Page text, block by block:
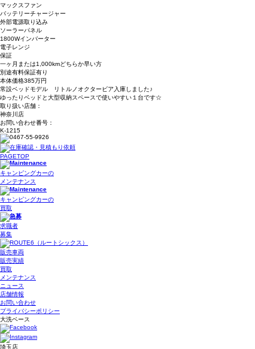
マックスファン
バッテリーチャージャー
外部電源取り込み
ソーラーパネル
1800Wインバーター
電子レンジ
保証
一ヶ月または1,000kmどちらか早い方
別途有料保証有り
本体価格385万円
常設ベッドモデル リトルノオクタービア入庫しました♪
ゆったりベッドと大型収納スペースで使いやすい１台です☆
取り扱い店舗：
神奈川店
お問い合わせ番号：
K-1215
PAGETOP
キャンピングカーの
メンテナンス
キャンピングカーの
買取
求職者
募集
販売車両
販売実績
買取
メンテナンス
ニュース
店舗情報
お問い合わせ
プライバシーポリシー
大洗ベース
埼玉店